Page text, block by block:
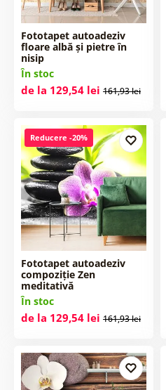
Fototapet autoadeziv
floare albă și pietre în
nisip
În stoc
de la 129,54 lei 161,93 lei
Reducere -20%
Fototapet autoadeziv
compoziție Zen
meditativă
În stoc
de la 129,54 lei 161,93 lei